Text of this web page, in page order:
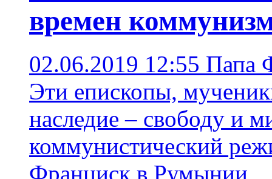
времен
02.06.2019 12:55 Папа
Эти епископы,
наследие – свободу и
коммунистический
Франциск в Румынии